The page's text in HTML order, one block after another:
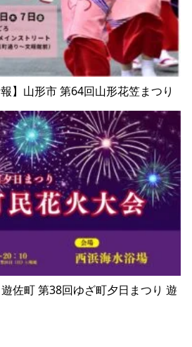
】山形市 第64回山形花笠まつり
佐町 第38回ゆざ町夕日まつり 遊